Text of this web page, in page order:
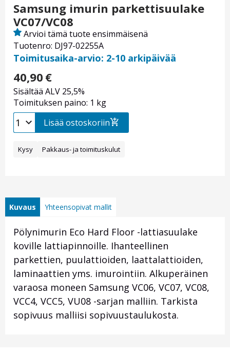
Samsung imurin parkettisuulake
VC07/VC08
Tuotenro: DJ97-02255A
Arvioi tämä tuote ensimmäisenä
Toimitusaika-arvio: 2-10 arkipäivää
40,90 €
Sisältää ALV 25,5%
Toimituksen paino: 1 kg
Lisää ostoskoriin
Kysy Pakkaus- ja toimituskulut
Kuvaus Yhteensopivat mallit
Pölynimurin Eco Hard Floor -lattiasuulake
koville lattiapinnoille. Ihanteellinen
parkettien, puulattioiden, laattalattioiden,
laminaattien yms. imurointiin. Alkuperäinen
varaosa moneen Samsung VC06, VC07, VC08,
VCC4, VCC5, VU08 -sarjan malliin. Tarkista
sopivuus malliisi sopivuustaulukosta.